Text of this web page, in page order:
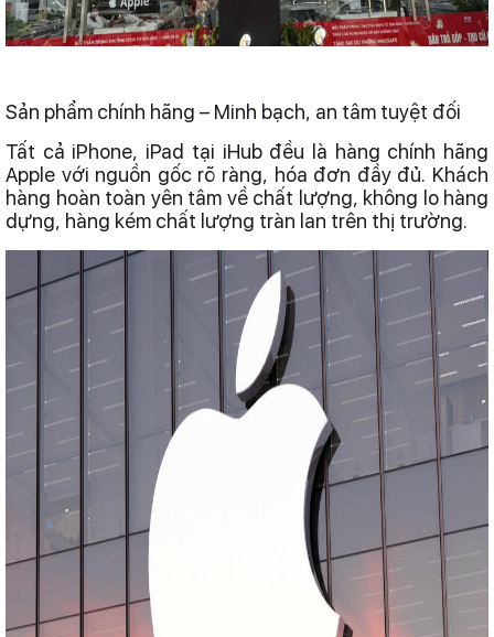
Sản phẩm chính hãng – Minh bạch, an tâm tuyệt đối
Tất cả iPhone, iPad tại iHub đều là hàng chính hãng
Apple với nguồn gốc rõ ràng, hóa đơn đầy đủ. Khách
hàng hoàn toàn yên tâm về chất lượng, không lo hàng
dựng, hàng kém chất lượng tràn lan trên thị trường.